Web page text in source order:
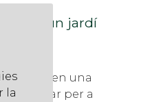
La
per a un jardí
en una
popular per a
la